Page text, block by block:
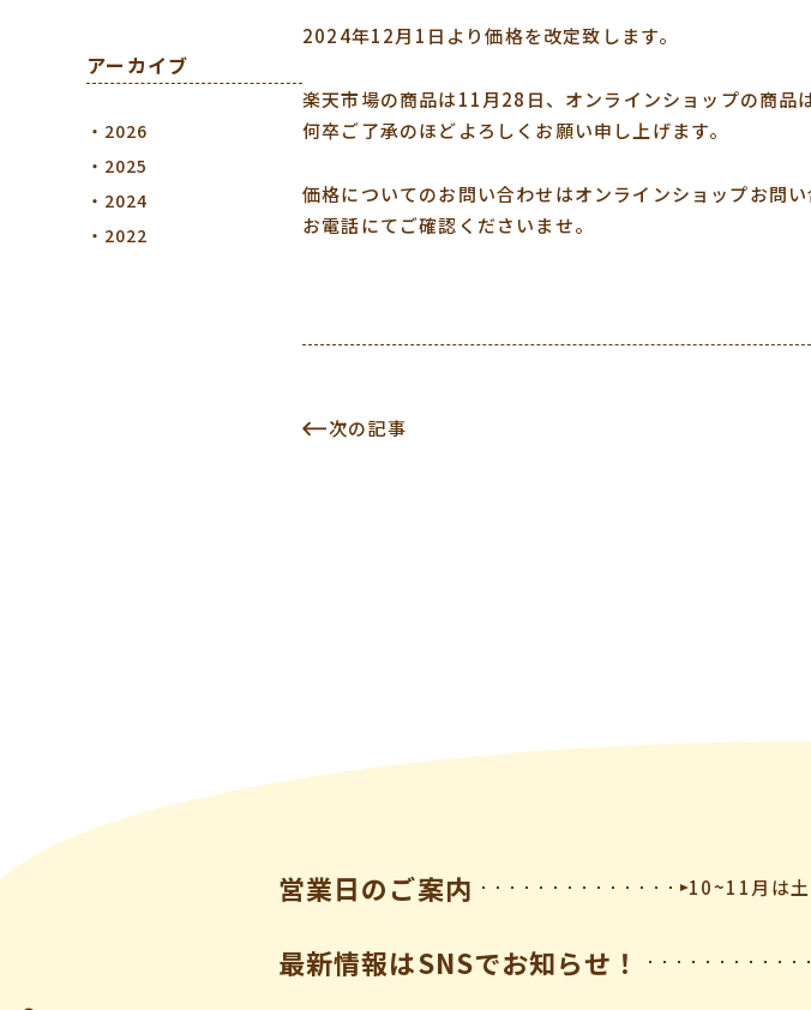
アーカイブ
2026
2025
2024
2022
2024年12月1日より価格を改定致します。
楽天市場の商品は11月28日、オンラインショップの商品
何卒ご了承のほどよろしくお願い申し上げます。
価格についてのお問い合わせはオンラインショップお問い
お電話にてご確認くださいませ。
次の記事
営業日のご案内 10~11月は土
最新情報はSNSでお知らせ！